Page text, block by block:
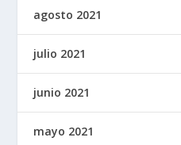
agosto 2021
julio 2021
junio 2021
mayo 2021